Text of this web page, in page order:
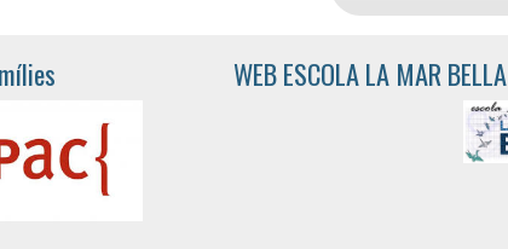
WEB ESCOLA LA MAR BELLA